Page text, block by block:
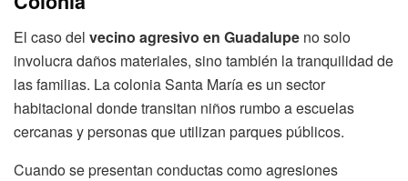
El caso del vecino agresivo en Guadalupe no solo
involucra daños materiales, sino también la tranquilidad de
las familias. La colonia Santa María es un sector
habitacional donde transitan niños rumbo a escuelas
cercanas y personas que utilizan parques públicos.
Cuando se presentan conductas como agresiones